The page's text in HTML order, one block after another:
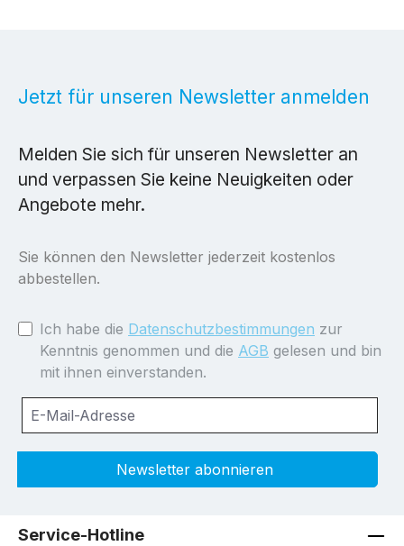
Jetzt für unseren Newsletter anmelden
Melden Sie sich für unseren Newsletter an
und verpassen Sie keine Neuigkeiten oder
Angebote mehr.
Sie können den Newsletter jederzeit kostenlos
abbestellen.
Ich habe die Datenschutzbestimmungen zur
Kenntnis genommen und die AGB gelesen und bin
mit ihnen einverstanden.
Newsletter abonnieren
Service-Hotline